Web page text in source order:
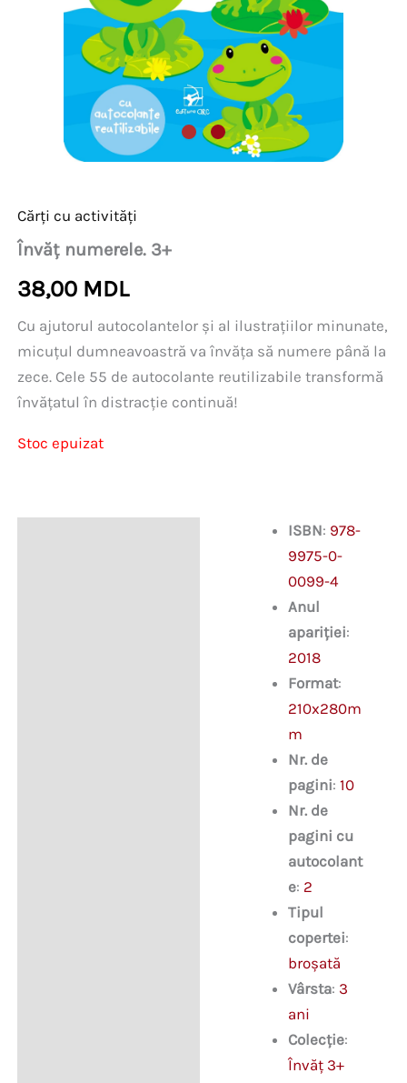
Cărți cu activități
Învăț numerele. 3+
38,00 MDL
Cu ajutorul autocolantelor și al ilustrațiilor minunate,
micuțul dumneavoastră va învăța să numere până la
zece. Cele 55 de autocolante reutilizabile transformă
învățatul în distracție continuă!
Stoc epuizat
ISBN: 978-
9975-0-
0099-4
Anul
apariției:
2018
Format:
210x280m
m
Nr. de
pagini: 10
Nr. de
pagini cu
autocolant
e: 2
Tipul
copertei:
broșată
Vârsta: 3
ani
Colecție:
Învăț 3+